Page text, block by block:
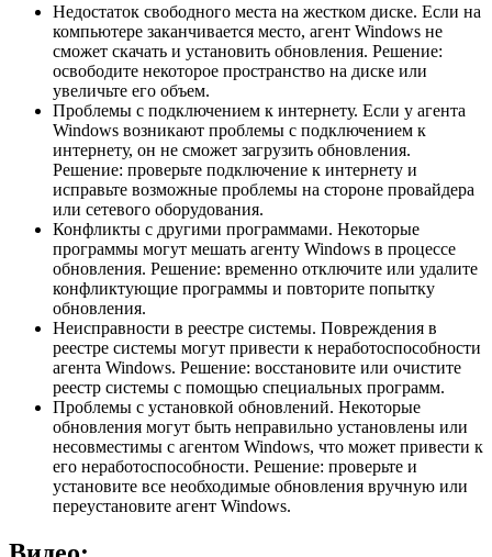
Недостаток свободного места на жестком диске. Если на
компьютере заканчивается место, агент Windows не
сможет скачать и установить обновления. Решение:
освободите некоторое пространство на диске или
увеличьте его объем.
Проблемы с подключением к интернету. Если у агента
Windows возникают проблемы с подключением к
интернету, он не сможет загрузить обновления.
Решение: проверьте подключение к интернету и
исправьте возможные проблемы на стороне провайдера
или сетевого оборудования.
Конфликты с другими программами. Некоторые
программы могут мешать агенту Windows в процессе
обновления. Решение: временно отключите или удалите
конфликтующие программы и повторите попытку
обновления.
Неисправности в реестре системы. Повреждения в
реестре системы могут привести к неработоспособности
агента Windows. Решение: восстановите или очистите
реестр системы с помощью специальных программ.
Проблемы с установкой обновлений. Некоторые
обновления могут быть неправильно установлены или
несовместимы с агентом Windows, что может привести к
его неработоспособности. Решение: проверьте и
установите все необходимые обновления вручную или
переустановите агент Windows.